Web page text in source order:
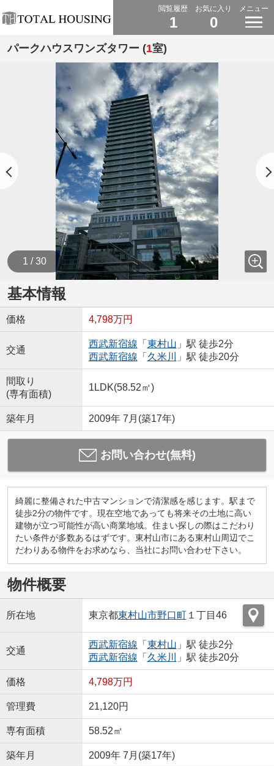
閲覧履歴
1
お気に入り
0
メニュー
パークハウスワンズタワー (1室)
1 / 30
基本情報
価格 4,798万円
交通
西武新宿線 「 東村山 」駅 徒歩2分
西武新宿線 「 久米川 」駅 徒歩20分
間取り
(専有面積)
1LDK(58.52㎡)
築年月 2009年 7月(築17年)
お問い合わせ(無料)
綺麗に整備された中古マンションで清潔感を感じます。駅まで
徒歩2分の物件です。現在空地であっても将来その土地に高い
建物が立つ可能性が高い商業地域。住まい探しの際はこだわり
たい条件が多数あるはずです。東村山市にある東村山周辺でこ
だわりある物件をお求めなら、当社にお問い合わせ下さい。
物件概要
所在地 東京都東村山市野口町１丁目46
交通
西武新宿線 「 東村山 」駅 徒歩2分
西武新宿線 「 久米川 」駅 徒歩20分
価格 4,798万円
管理費 21,120円
専有面積 58.52㎡
築年月 2009年 7月(築17年)